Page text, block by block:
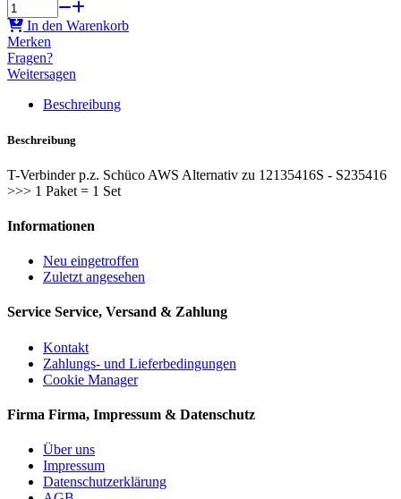
In den Warenkorb
Merken
Fragen?
Weitersagen
Beschreibung
Beschreibung
T-Verbinder p.z. Schüco AWS Alternativ zu 12135416S - S235416
>>> 1 Paket = 1 Set
Informationen
Neu eingetroffen
Zuletzt angesehen
Service Service, Versand & Zahlung
Kontakt
Zahlungs- und Lieferbedingungen
Cookie Manager
Firma Firma, Impressum & Datenschutz
Über uns
Impressum
Datenschutzerklärung